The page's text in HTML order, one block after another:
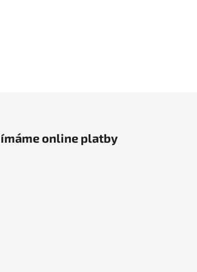
online platby